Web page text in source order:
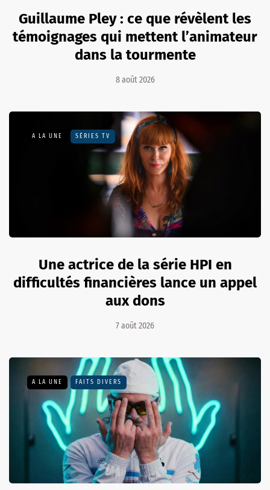
Guillaume Pley : ce que révèlent les
témoignages qui mettent l’animateur
dans la tourmente
8 août 2026
A LA UNE SÉRIES TV
Une actrice de la série HPI en
difficultés financières lance un appel
aux dons
7 août 2026
A LA UNE FAITS DIVERS